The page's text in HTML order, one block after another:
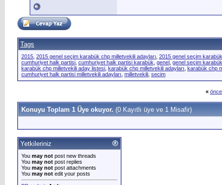
Tags
2015 2015 genel seçim karabük chp milletvekili adayları 2015 genel seçim
cumhuriyet halk partisi cumhuriyet halk partisi karabük genel genel seçim
karabük chp milletvekili aday listesi karabük chp milletvekili adayları karabük chp
cumhuriyet halk partisi milletvekili adayları milletvekili secim
«
Konuyu Toplam 1 Üye okuyor. (0 Kayıtlı üye ve 1 Misafir)
Yetkileriniz
You may not post new threads
You may not post replies
You may not post attachments
You may not edit your posts